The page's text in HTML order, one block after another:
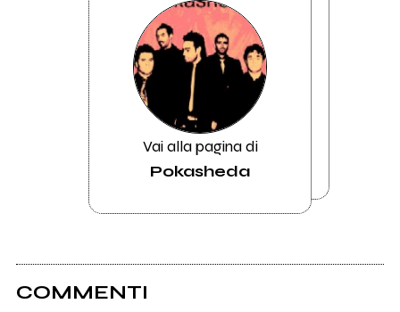
Vai alla pagina di
Pokasheda
COMMENTI